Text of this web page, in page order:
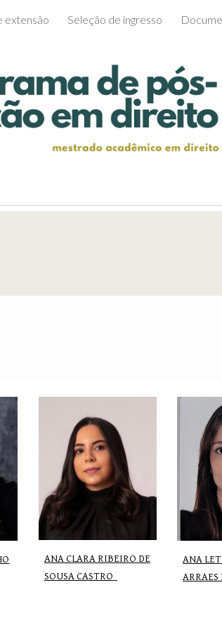
Skip to navigation
extensão Seleção de ingresso
ANA CLARA RIBEIRO DE
SOUSA CASTRO
ANA
ARRAES